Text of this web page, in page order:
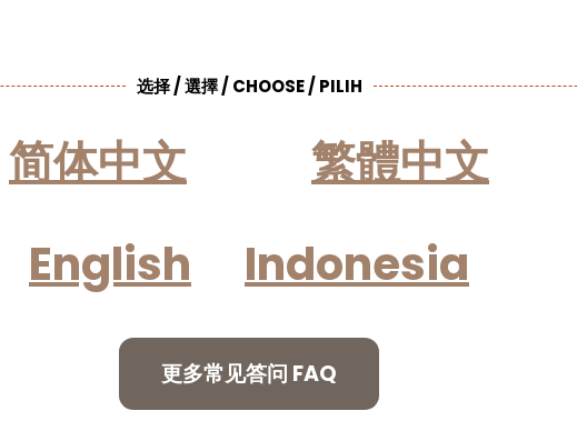
选择 / 選擇 / CHOOSE / PILIH
简体中文
繁體中文
English
Indonesia
更多常见答问 FAQ